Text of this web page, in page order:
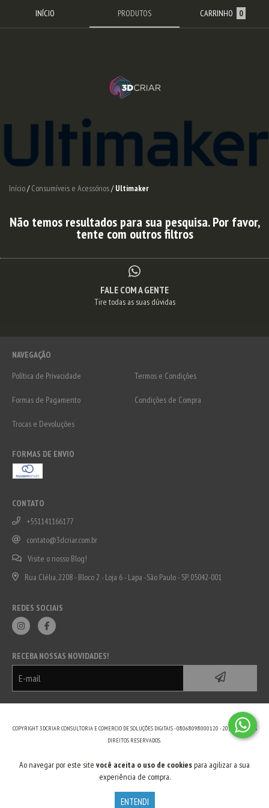
INÍCIO PRODUTOS CARRINHO 0
Ao navegar por este site você aceita o uso de cookiespara agilizar a sua
experiência de compra.
ENTENDI
Início/ Consumíveis e Acessórios/ Ultimaker
Não temos resultados para sua pesquisa. Por favor,
tente com outros filtros
FALE COM A GENTE
Tire todas as suas dúvidas
NAVEGAÇÃO
Política de Privacidade
Termos e Condições
Formas de Pagamento Condições de Compra
Trocas e Devoluções
FORMAS DE ENVIO
CONTATO
+551141166177
contato@3dcriar.com.br
Visite o nosso Blog!
Rua Clélia, 2208 - Bloco 2 - Loja 6 - Lapa -São Paulo - SP, 05042-001
REDES SOCIAIS
RECEBA NOSSAS NOVIDADES!
COPYRIGHT 3DCRIAR CONSULTORIA E COMERCIO DE SOLUÇÕES DIGITAIS - 08068098000120 - 2026. TODOS OS
DIREITOS RESERVADOS.